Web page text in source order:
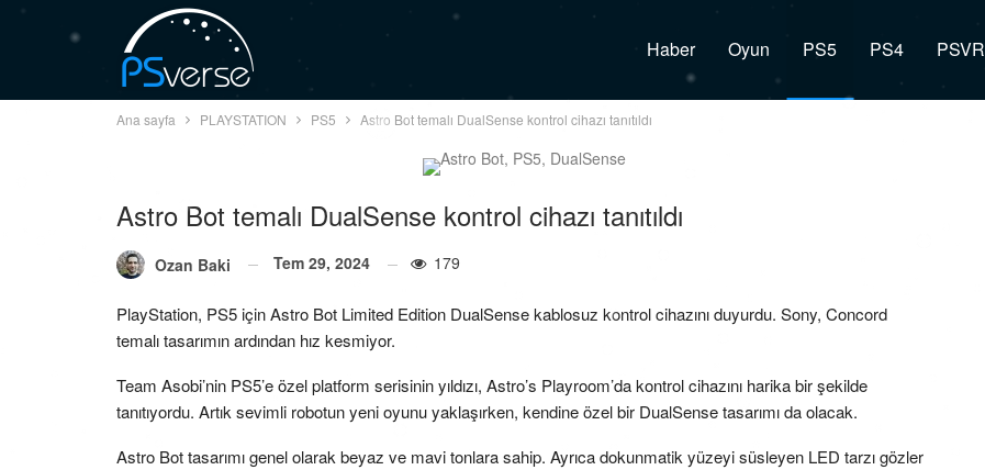
Haber Oyun PS5 PS4 PSVR
Ana sayfa PLAYSTATION PS5 Astro Bot temalı DualSense kontrol cihazı tanıtıldı
Astro Bot temalı DualSense kontrol cihazı tanıtıldı
Ozan Baki Tem 29, 2024 179
PlayStation, PS5 için Astro Bot Limited Edition DualSense kablosuz kontrol cihazını duyurdu. Sony, Concord
temalı tasarımın ardından hız kesmiyor.
Team Asobi’nin PS5’e özel platform serisinin yıldızı, Astro’s Playroom’da kontrol cihazını harika bir şekilde
tanıtıyordu. Artık sevimli robotun yeni oyunu yaklaşırken, kendine özel bir DualSense tasarımı da olacak.
Astro Bot tasarımı genel olarak beyaz ve mavi tonlara sahip. Ayrıca dokunmatik yüzeyi süsleyen LED tarzı gözler